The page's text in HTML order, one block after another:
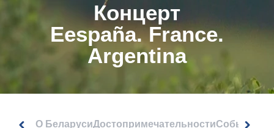
Концерт
Eespaña. France.
Argentina
О БеларусиДостопримечательностиСобытия